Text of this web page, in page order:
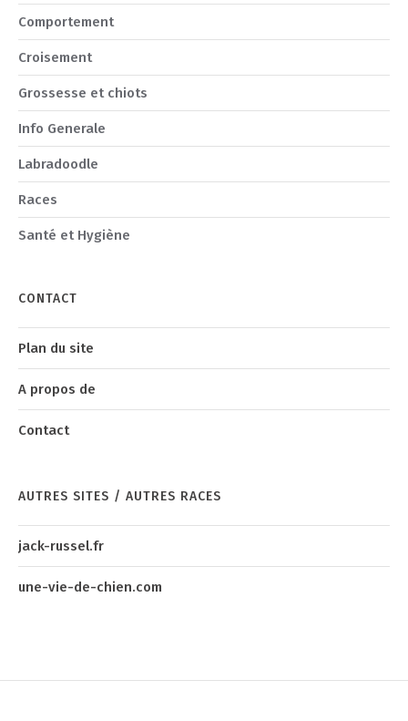
Comportement
Croisement
Grossesse et chiots
Info Generale
Labradoodle
Races
Santé et Hygiène
CONTACT
Plan du site
A propos de
Contact
AUTRES SITES / AUTRES RACES
jack-russel.fr
une-vie-de-chien.com